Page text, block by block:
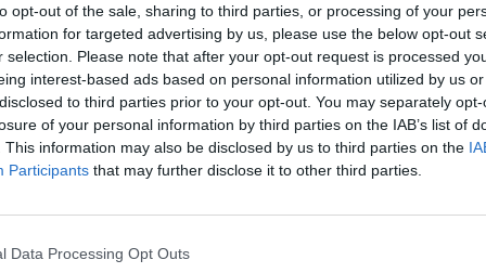
opt-out of the sale, sharing to third parties, or processing of your
for targeted advertising by us, please use the below opt-out
selection. Please note that after your opt-out request is processed
interest-based ads based on personal information utilized by us
to third parties prior to your opt-out. You may separately
of your personal information by third parties on the IAB’s list of
This information may also be disclosed by us to third parties on the
Participants that may further disclose it to other third parties.
Data Processing Opt Outs